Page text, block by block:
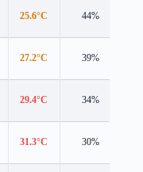
25.6°C 44%
27.2°C 39%
29.4°C 34%
31.3°C 30%